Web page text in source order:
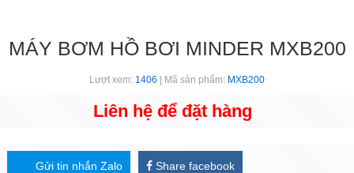
MÁY BƠM HỒ BƠI MINDER MXB200
Lượt xem: 1406 | Mã sản phẩm: MXB200
Liên hệ để đặt hàng
Gửi tin nhắn Zalo Share facebook